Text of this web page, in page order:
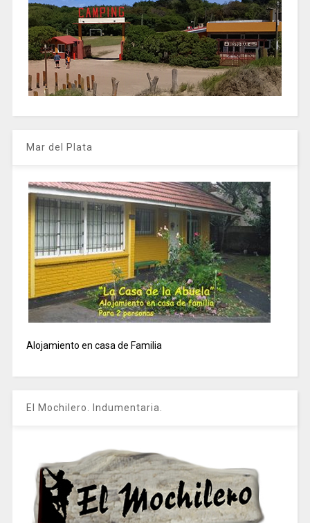
Mar del Plata
Alojamiento en casa de Familia
El Mochilero. Indumentaria.